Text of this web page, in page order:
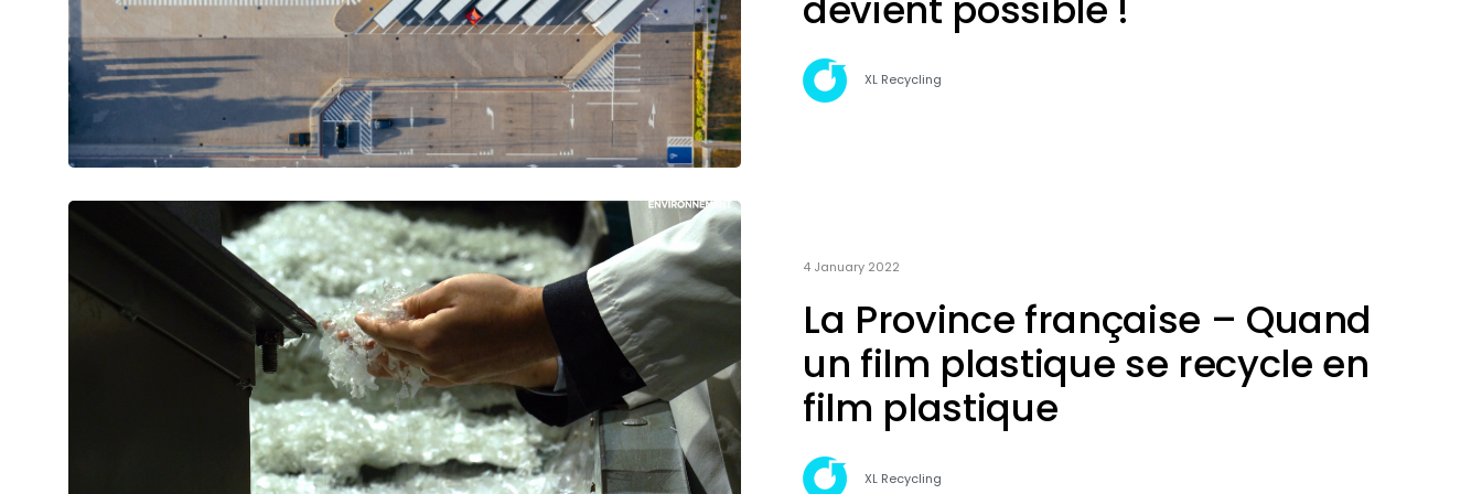
XL Recycling
4 January 2022
La Province française – Quand
un film plastique se recycle en
film plastique
XL Recycling